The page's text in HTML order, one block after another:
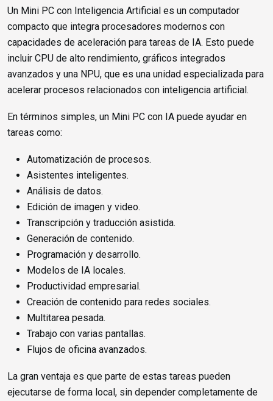
Un Mini PC con Inteligencia Artificial es un computador
compacto que integra procesadores modernos con
capacidades de aceleración para tareas de IA. Esto puede
incluir CPU de alto rendimiento, gráficos integrados
avanzados y una NPU, que es una unidad especializada para
acelerar procesos relacionados con inteligencia artificial.
En términos simples, un Mini PC con IA puede ayudar en
tareas como:
Automatización de procesos.
Asistentes inteligentes.
Análisis de datos.
Edición de imagen y video.
Transcripción y traducción asistida.
Generación de contenido.
Programación y desarrollo.
Modelos de IA locales.
Productividad empresarial.
Creación de contenido para redes sociales.
Multitarea pesada.
Trabajo con varias pantallas.
Flujos de oficina avanzados.
La gran ventaja es que parte de estas tareas pueden
ejecutarse de forma local, sin depender completamente de